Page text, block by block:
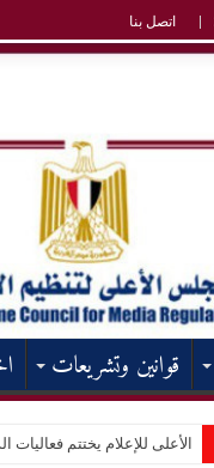
اتصل بنا
قوانين وتشريعات
الأعلى للإعلام يختتم فعاليات